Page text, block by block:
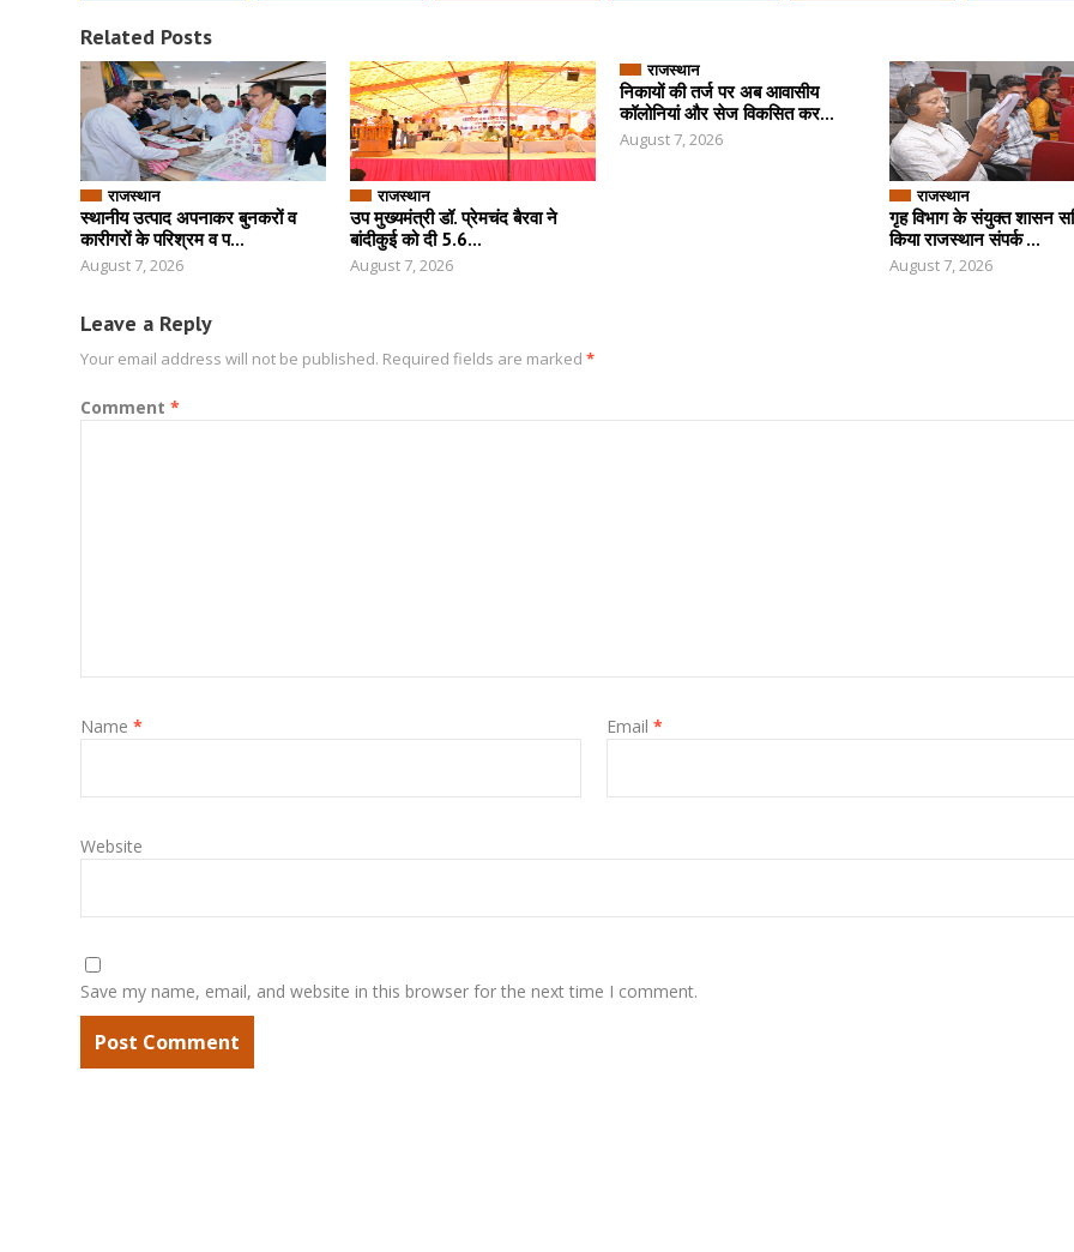
Related Posts
राजस्थान
स्थानीय उत्पाद अपनाकर बुनकरों व
कारीगरों के परिश्रम व प...
August 7, 2026
राजस्थान
उप मुख्यमंत्री डॉ. प्रेमचंद बैरवा ने
बांदीकुई को दी 5.6...
August 7, 2026
राजस्थान
निकायों की तर्ज पर अब आवासीय
कॉलोनियां और सेज विकसित कर...
August 7, 2026
राजस्थान
गृह विभाग के संयुक्त शासन
किया राजस्थान संपर्क ...
August 7, 2026
Leave a Reply
Your email address will not be published. Required fields are marked *
Comment *
Name * Email *
Website
Save my name, email, and website in this browser for the next time I comment.